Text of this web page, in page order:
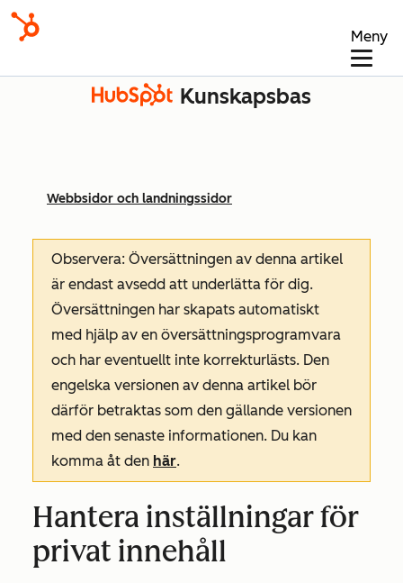
Meny
Kunskapsbas
Webbsidor och landningssidor
Observera: Översättningen av denna artikel
är endast avsedd att underlätta för dig.
Översättningen har skapats automatiskt
med hjälp av en översättningsprogramvara
och har eventuellt inte korrekturlästs. Den
engelska versionen av denna artikel bör
därför betraktas som den gällande versionen
med den senaste informationen. Du kan
komma åt den här.
Hantera inställningar för
privat innehåll